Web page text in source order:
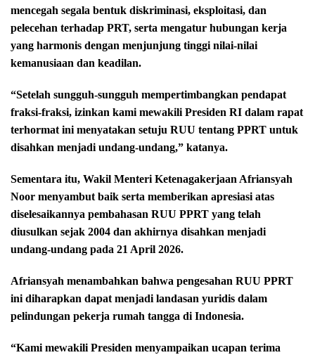
mencegah segala bentuk diskriminasi, eksploitasi, dan
pelecehan terhadap PRT, serta mengatur hubungan kerja
yang harmonis dengan menjunjung tinggi nilai-nilai
kemanusiaan dan keadilan.
“Setelah sungguh-sungguh mempertimbangkan pendapat
fraksi-fraksi, izinkan kami mewakili Presiden RI dalam rapat
terhormat ini menyatakan setuju RUU tentang PPRT untuk
disahkan menjadi undang-undang,” katanya.
Sementara itu, Wakil Menteri Ketenagakerjaan Afriansyah
Noor menyambut baik serta memberikan apresiasi atas
diselesaikannya pembahasan RUU PPRT yang telah
diusulkan sejak 2004 dan akhirnya disahkan menjadi
undang-undang pada 21 April 2026.
Afriansyah menambahkan bahwa pengesahan RUU PPRT
ini diharapkan dapat menjadi landasan yuridis dalam
pelindungan pekerja rumah tangga di Indonesia.
“Kami mewakili Presiden menyampaikan ucapan terima